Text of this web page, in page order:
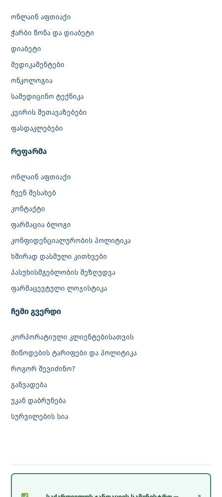
ონლაინ აფთიაქი
ჭარბი წონა და დიაბეტი
დიაბეტი
მედიკამენტები
ონკოლოგია
სამედიცინო ტექნიკა
კვირის შეთავაზებები
ფასდაკლებები
რეფარმა
ონლაინ აფთიაქი
ჩვენ შესახებ
კონტაქტი
ფარმაცია ბლოგი
კონფიდენციალურობის პოლიტიკა
ხშირად დასმული კითხვები
პასუხისმგებლობის შეზღუდვა
ფარმაცევტული ლოჯისტიკა
‎ჩემი გვერდი
კორპორატიული კლიენტებისათვის
მიწოდების ტარიფები და პოლიტიკა
როგორ შევიძინო?
განვადება
უკან დაბრუნება
სურვილების სია